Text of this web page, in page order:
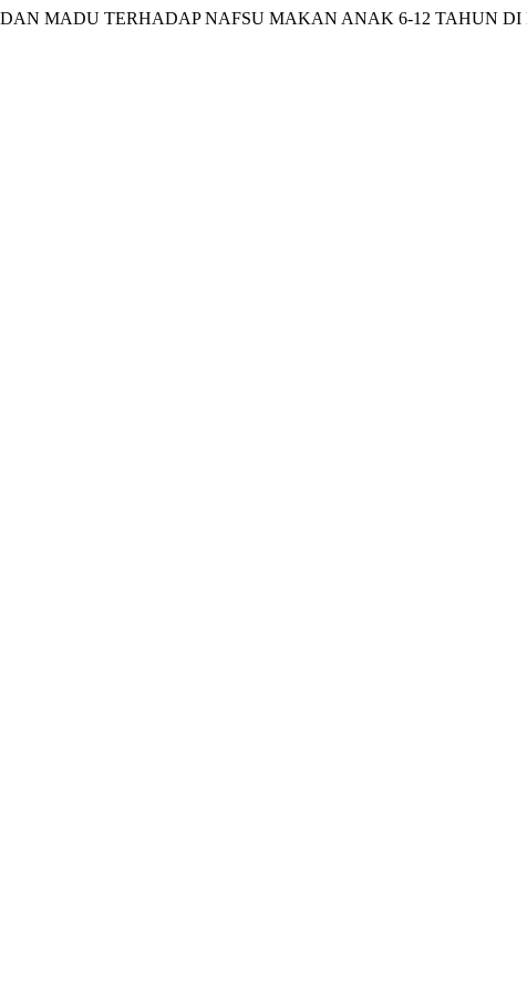
MADU TERHADAP NAFSU MAKAN ANAK 6-12 TAHUN DI